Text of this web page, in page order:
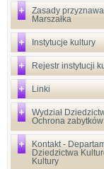
Zasady
Marszałka
Instytucje kultury
Rejestr instytucji
Linki
Wydział
Ochrona zabytków
Kontakt -
Dziedzictwa
Kultury